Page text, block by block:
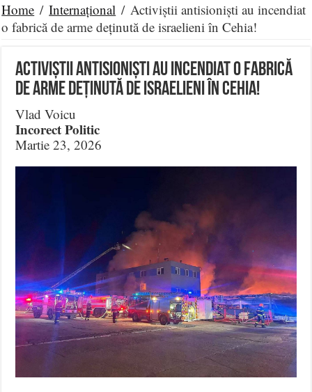
Home / Internațional / Activiștii antisioniști au incendiat
o fabrică de arme deținută de israelieni în Cehia!
Activiștii antisioniști au incendiat o fabrică
de arme deținută de israelieni în Cehia!
Vlad Voicu
Incorect Politic
Martie 23, 2026